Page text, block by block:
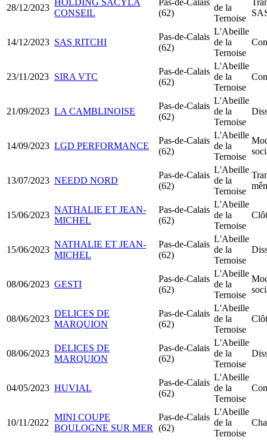
28/12/2023
HOLDING SACYLA
CONSEIL
Pas-de-Calais
(62)
de la
Ternoise
14/12/2023 SAS RITCHI
Pas-de-Calais
(62)
L'Abeille
de la
Ternoise
23/11/2023 SIRA VTC
Pas-de-Calais
(62)
L'Abeille
de la
Ternoise
21/09/2023 LA CAMBLINOISE
Pas-de-Calais
(62)
L'Abeille
de la
Ternoise
14/09/2023 LGD PERFORMANCE
Pas-de-Calais
(62)
L'Abeille
de la
Ternoise
13/07/2023 NEEDD NORD
Pas-de-Calais
(62)
L'Abeille
de la
Ternoise
15/06/2023
NATHALIE ET JEAN-
MICHEL
Pas-de-Calais
(62)
L'Abeille
de la
Ternoise
15/06/2023
NATHALIE ET JEAN-
MICHEL
Pas-de-Calais
(62)
L'Abeille
de la
Ternoise
08/06/2023 GESTI
Pas-de-Calais
(62)
L'Abeille
de la
Ternoise
08/06/2023
DELICES DE
MARQUION
Pas-de-Calais
(62)
L'Abeille
de la
Ternoise
08/06/2023
DELICES DE
MARQUION
Pas-de-Calais
(62)
L'Abeille
de la
Ternoise
04/05/2023 HUVIAL
Pas-de-Calais
(62)
L'Abeille
de la
Ternoise
10/11/2022
MINI COUPE
BOULOGNE SUR MER
Pas-de-Calais
(62)
L'Abeille
de la
Ternoise